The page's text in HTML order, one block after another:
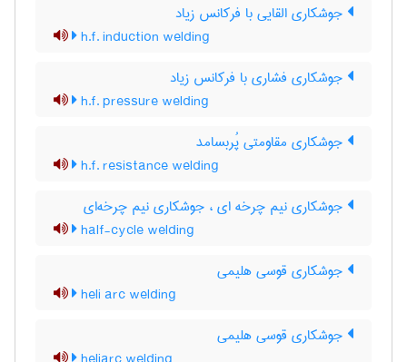
جوشکاری القایی با فرکانس زیاد
h.f. induction welding
جوشکاری فشاری با فرکانس زیاد
h.f. pressure welding
جوشکاری مقاومتی پُربسامد
h.f. resistance welding
جوشکاری نیم چرخه ای ، جوشکاری نیم چرخه‌ای
half-cycle welding
جوشکاری قوسی هلیمی
heli arc welding
جوشکاری قوسی هلیمی